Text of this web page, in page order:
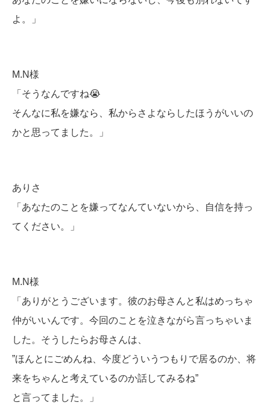
よ。」
M.N様
「そうなんですね😭
そんなに私を嫌なら、私からさよならしたほうがいいの
かと思ってました。」
ありさ
「あなたのことを嫌ってなんていないから、自信を持っ
てください。」
M.N様
「ありがとうございます。彼のお母さんと私はめっちゃ
仲がいいんです。今回のことを泣きながら言っちゃいま
した。そうしたらお母さんは、
”ほんとにごめんね、今度どういうつもりで居るのか、将
来をちゃんと考えているのか話してみるね”
と言ってました。」